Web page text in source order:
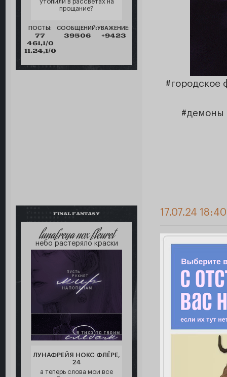
утопили в рассветах на
прощание?
ПОСТЫ:
77
461,1/0
11.24,1/0
СООБЩЕНИЙ:
39506
УВАЖЕНИЕ:
+9423
#демоны
FINAL FANTASY
lunafreya nox fleuret
небо растеряло краски
ЛУНАФРЕЙЯ НОКС ФЛЁРЕ,
24
а теперь слова мои все
17.07.24